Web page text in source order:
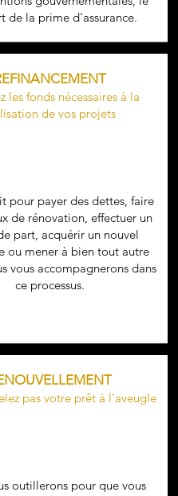
de la prime d'assurance.
les fonds nécessaires à la
de vos projets
pour payer des dettes, faire
de rénovation, effectuer un
part, acquérir un nouvel
ou mener à bien tout autre
vous accompagnerons dans
ce processus.
pas votre prêt à l'aveugle
outillerons pour que vous